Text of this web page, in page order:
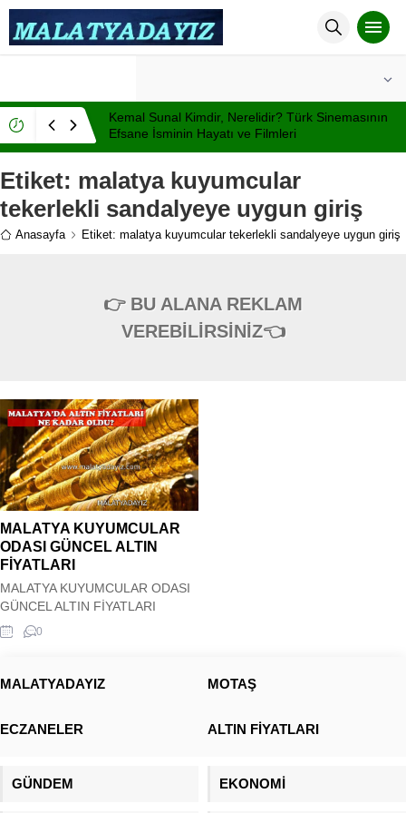
Kemal Sunal Kimdir, Nerelidir? Türk Sinemasının
Efsane İsminin Hayatı ve Filmleri
Etiket: malatya kuyumcular
tekerlekli sandalyeye uygun giriş
Anasayfa Etiket: malatya kuyumcular tekerlekli sandalyeye uygun giriş
👉 BU ALANA REKLAM
VEREBİLİRSİNİZ👈
MALATYA KUYUMCULAR
ODASI GÜNCEL ALTIN
FİYATLARI
MALATYA KUYUMCULAR ODASI
GÜNCEL ALTIN FİYATLARI
Malatya‘da altın fiyatları güncel
olarak sizler için sitemizde yer
yerinde dursun. Her gün her
zamanda güncel anlık listeden
NEDEN SÜREKLİ DEĞİŞİYOR ?
0
MALATYADAYIZ MOTAŞ
ECZANELER ALTIN FİYATLARI
GÜNDEM EKONOMİ